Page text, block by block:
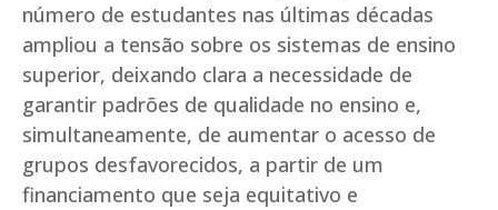
número de estudantes nas últimas décadas
ampliou a tensão sobre os sistemas de ensino
superior, deixando clara a necessidade de
garantir padrões de qualidade no ensino e,
simultaneamente, de aumentar o acesso de
grupos desfavorecidos, a partir de um
financiamento que seja equitativo e